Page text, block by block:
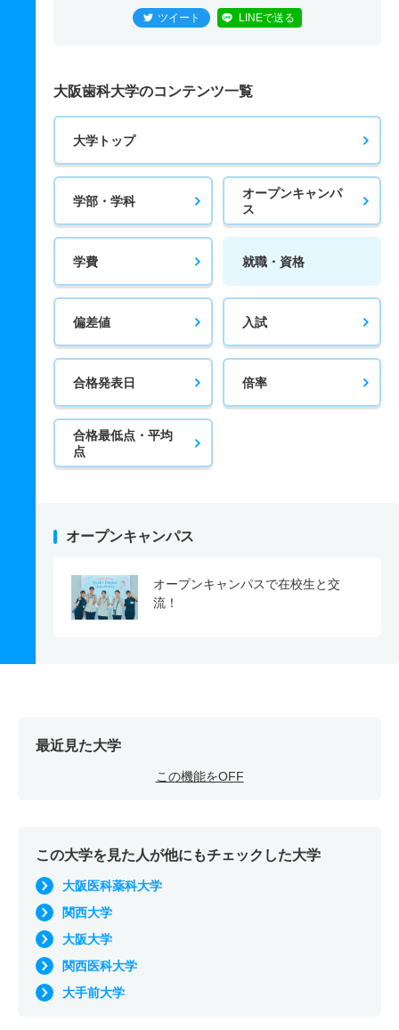
ツイート LINEで送る
大阪歯科大学のコンテンツ一覧
大学トップ
学部・学科
オープンキャンパ
ス
学費 就職・資格
偏差値 入試
合格発表日 倍率
合格最低点・平均
点
オープンキャンパス
オープンキャンパスで在校生と交
流！
最近見た大学
この機能をOFF
この大学を見た人が他にもチェックした大学
大阪医科薬科大学
関西大学
大阪大学
関西医科大学
大手前大学